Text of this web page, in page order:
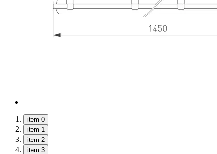
item 0
item 1
item 2
item 3